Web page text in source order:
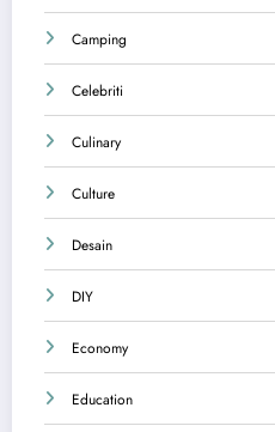
Camping
Celebriti
Culinary
Culture
Desain
DIY
Economy
Education